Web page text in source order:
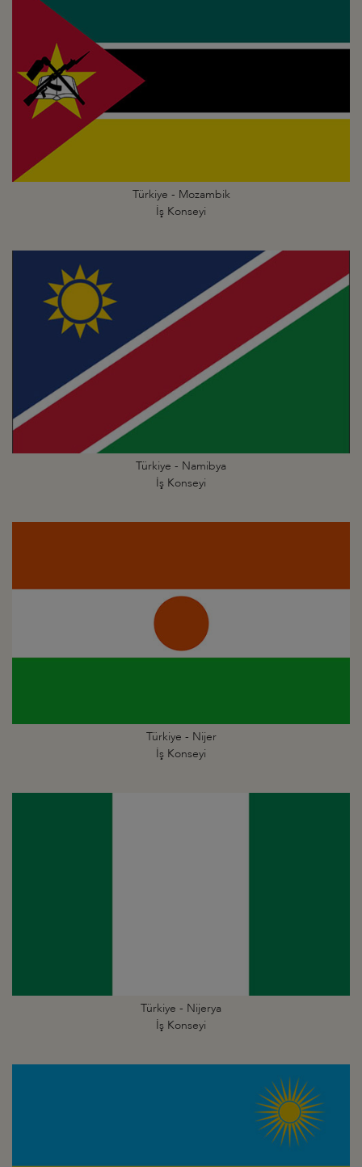
Türkiye - Mozambik
İş Konseyi
Türkiye - Namibya
İş Konseyi
Türkiye - Nijer
İş Konseyi
Türkiye - Nijerya
İş Konseyi